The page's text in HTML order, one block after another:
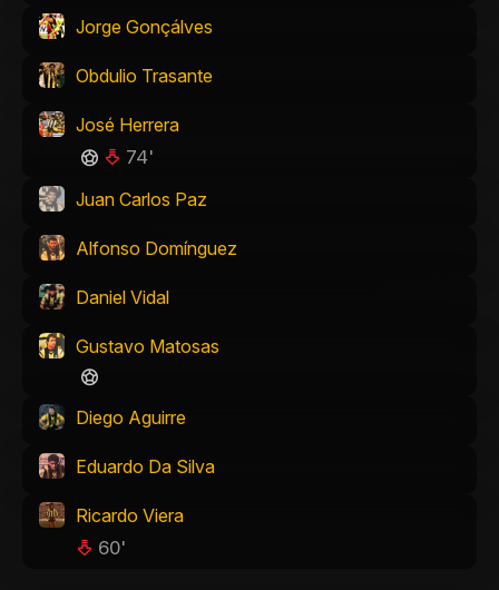
Jorge Gonçálves
Obdulio Trasante
José Herrera
74'
Juan Carlos Paz
Alfonso Domínguez
Daniel Vidal
Gustavo Matosas
Diego Aguirre
Eduardo Da Silva
Ricardo Viera
60'